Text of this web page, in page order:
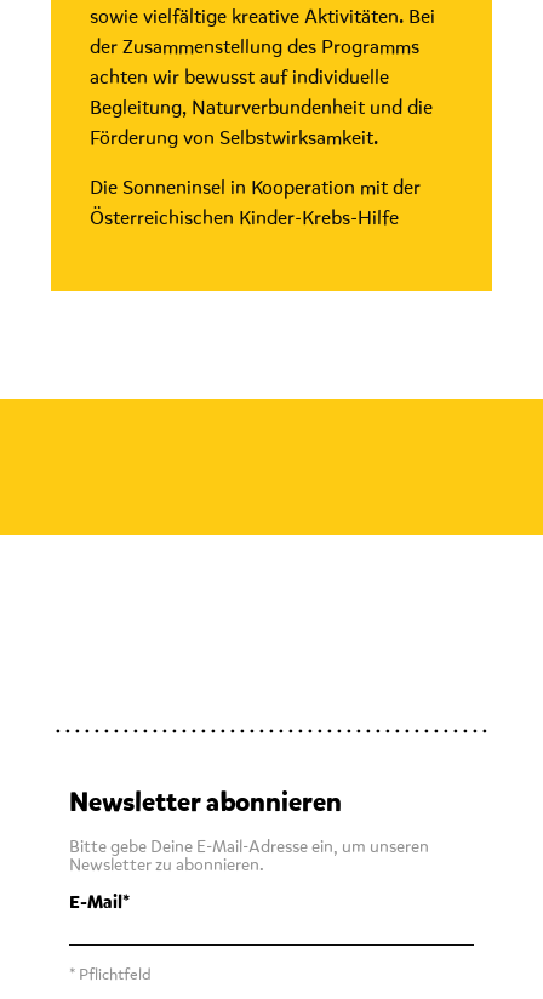
sowie vielfältige kreative Aktivitäten. Bei
der Zusammenstellung des Programms
achten wir bewusst auf individuelle
Begleitung, Naturverbundenheit und die
Förderung von Selbstwirksamkeit.
Die Sonneninsel in Kooperation mit der
Österreichischen Kinder-Krebs-Hilfe
Newsletter abonnieren
Bitte gebe Deine E-Mail-Adresse ein, um unseren
Newsletter zu abonnieren.
E-Mail
* Pflichtfeld